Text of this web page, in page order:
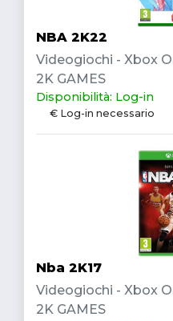
NBA 2K22
Videogiochi - Xbox
2K GAMES
Disponibilità: Log-in
€ Log-in necessario
Nba 2K17
Videogiochi - Xbox
2K GAMES